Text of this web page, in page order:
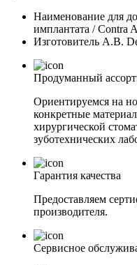
Наименование для
имплантата / Contra
Изготовитель A.B.
Продуманный
Ориентируемся на
конкретные
хирургической
зуботехнических
Гарантия качества
Предоставляем
производителя.
Сервисное